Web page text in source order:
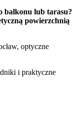
balkonu lub tarasu?
powierzchnią
optyczne
i praktyczne